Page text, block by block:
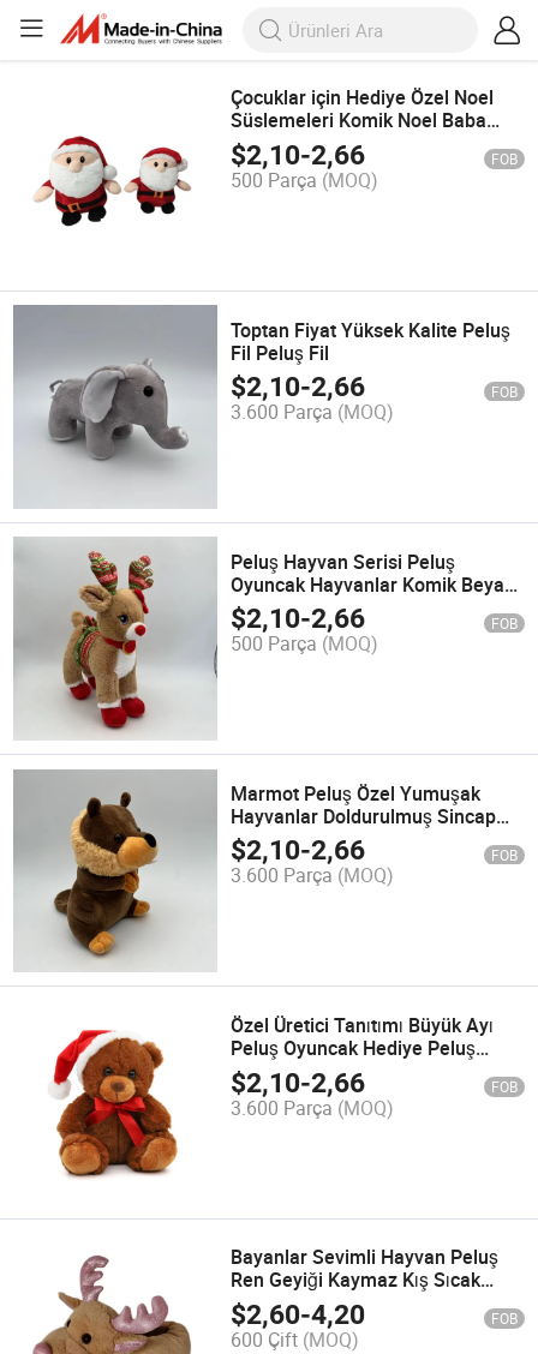
Çocuklar için Hediye Özel Noel
Süslemeleri Komik Noel Baba
Oynayan Peluş Bebek Noel
$2,10-2,66 FOB
500 Parça (MOQ)
Toptan Fiyat Yüksek Kalite Peluş
Fil Peluş Fil
$2,10-2,66 FOB
3.600 Parça (MOQ)
Peluş Hayvan Serisi Peluş
Oyuncak Hayvanlar Komik Beyaz
Geyik Ren Geyiği Doldurulmuş
Peluş Yaban Hayvanları Uzun
Boynuzlu
$2,10-2,66 FOB
500 Parça (MOQ)
Marmot Peluş Özel Yumuşak
Hayvanlar Doldurulmuş Sincap
Sevimli Süper Kawaii Marmot
Peluş Oyuncak
$2,10-2,66 FOB
3.600 Parça (MOQ)
Özel Üretici Tanıtımı Büyük Ayı
Peluş Oyuncak Hediye Peluş
Pembe Ayı Oyuncak
$2,10-2,66 FOB
3.600 Parça (MOQ)
Bayanlar Sevimli Hayvan Peluş
Ren Geyiği Kaymaz Kış Sıcak
Yatak Odası Ayakkabıları Kaymaz
Ev Noel Terlikleri
$2,60-4,20 FOB
600 Çift (MOQ)